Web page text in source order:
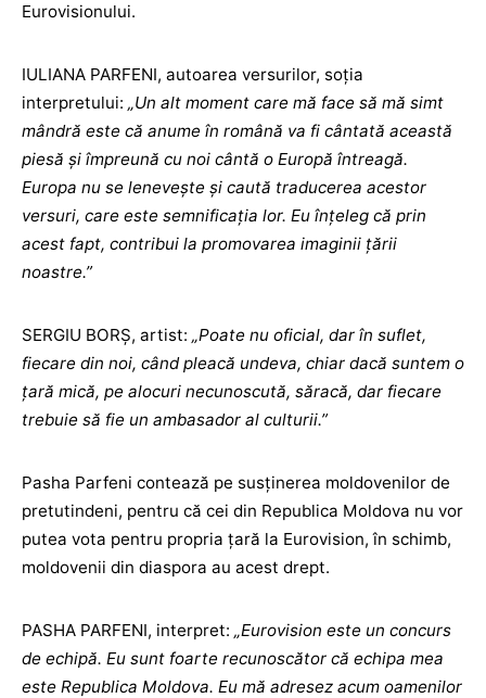
Eurovisionului.
IULIANA PARFENI, autoarea versurilor, soția
interpretului: „Un alt moment care mă face să mă simt
mândră este că anume în română va fi cântată această
piesă și împreună cu noi cântă o Europă întreagă.
Europa nu se lenevește și caută traducerea acestor
versuri, care este semnificația lor. Eu înțeleg că prin
acest fapt, contribui la promovarea imaginii țării
noastre.”
SERGIU BORȘ, artist: „Poate nu oficial, dar în suflet,
fiecare din noi, când pleacă undeva, chiar dacă suntem o
țară mică, pe alocuri necunoscută, săracă, dar fiecare
trebuie să fie un ambasador al culturii.”
Pasha Parfeni contează pe susținerea moldovenilor de
pretutindeni, pentru că cei din Republica Moldova nu vor
putea vota pentru propria țară la Eurovision, în schimb,
moldovenii din diaspora au acest drept.
PASHA PARFENI, interpret: „Eurovision este un concurs
de echipă. Eu sunt foarte recunoscător că echipa mea
este Republica Moldova. Eu mă adresez acum oamenilor